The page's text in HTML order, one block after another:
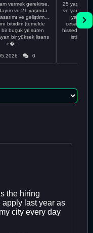
vermek gerekirse,
ve 21 yaşında
ve geliştirme
bitirdim (temelde
bir buçuk yıl süren
bir yüksek lisans
e�...
0
25
ve yanlış
cesaretimin
the hiring
apply last year as
city every day